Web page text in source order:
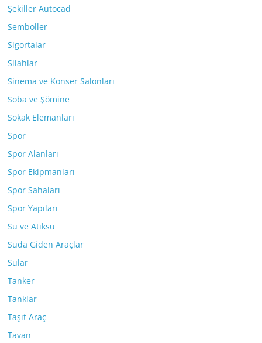
Şekiller Autocad
Semboller
Sigortalar
Silahlar
Sinema ve Konser Salonları
Soba ve Şömine
Sokak Elemanları
Spor
Spor Alanları
Spor Ekipmanları
Spor Sahaları
Spor Yapıları
Su ve Atıksu
Suda Giden Araçlar
Sular
Tanker
Tanklar
Taşıt Araç
Tavan